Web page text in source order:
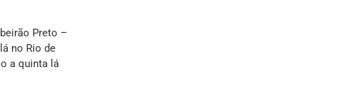
Preto –
no Rio de
a quinta lá